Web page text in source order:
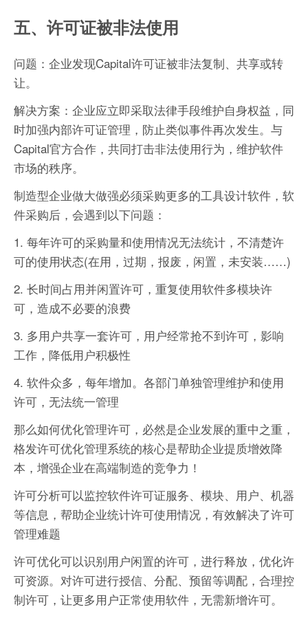
五、许可证被非法使用
问题：企业发现Capital许可证被非法复制、共享或转
让。
解决方案：企业应立即采取法律手段维护自身权益，同
时加强内部许可证管理，防止类似事件再次发生。与
Capital官方合作，共同打击非法使用行为，维护软件
市场的秩序。
制造型企业做大做强必须采购更多的工具设计软件，软
件采购后，会遇到以下问题：
1. 每年许可的采购量和使用情况无法统计，不清楚许
可的使用状态(在用，过期，报废，闲置，未安装……)
2. 长时间占用并闲置许可，重复使用软件多模块许
可，造成不必要的浪费
3. 多用户共享一套许可，用户经常抢不到许可，影响
工作，降低用户积极性
4. 软件众多，每年增加。各部门单独管理维护和使用
许可，无法统一管理
那么如何优化管理许可，必然是企业发展的重中之重，
格发许可优化管理系统的核心是帮助企业提质增效降
本，增强企业在高端制造的竞争力！
许可分析可以监控软件许可证服务、模块、用户、机器
等信息，帮助企业统计许可使用情况，有效解决了许可
管理难题
许可优化可以识别用户闲置的许可，进行释放，优化许
可资源。对许可进行授信、分配、预留等调配，合理控
制许可，让更多用户正常使用软件，无需新增许可。